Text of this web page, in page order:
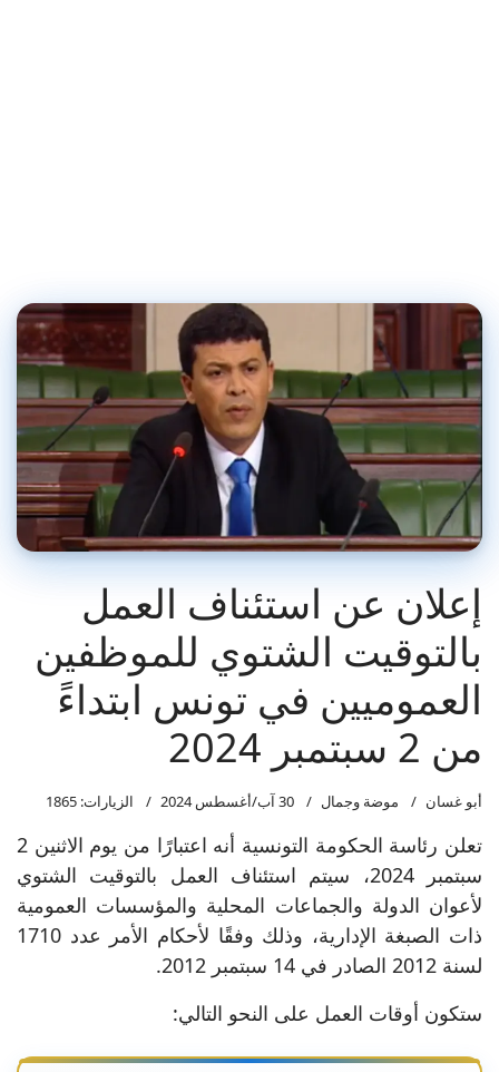
إعلان عن استئناف العمل
بالتوقيت الشتوي للموظفين
العموميين في تونس ابتداءً
من 2 سبتمبر 2024
أبو غسان موضة وجمال 30 آب/أغسطس 2024 الزيارات: 1865
تعلن رئاسة الحكومة التونسية أنه اعتبارًا من يوم الاثنين 2
سبتمبر 2024، سيتم استئناف العمل بالتوقيت الشتوي
لأعوان الدولة والجماعات المحلية والمؤسسات العمومية
ذات الصبغة الإدارية، وذلك وفقًا لأحكام الأمر عدد 1710
لسنة 2012 الصادر في 14 سبتمبر 2012.
ستكون أوقات العمل على النحو التالي: